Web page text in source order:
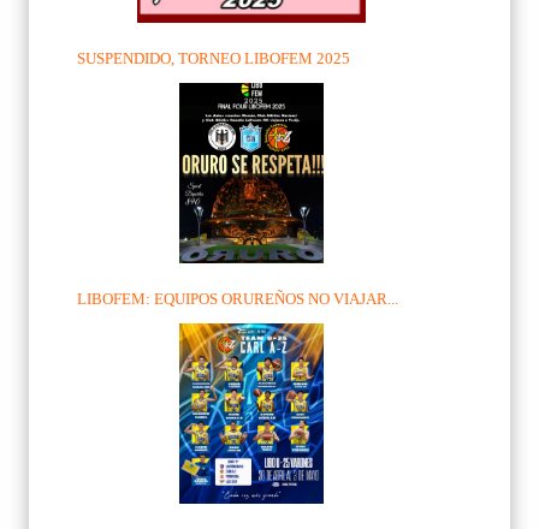
SUSPENDIDO, TORNEO LIBOFEM 2025
LIBOFEM: EQUIPOS ORUREÑOS NO VIAJAR...